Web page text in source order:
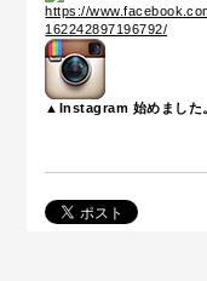
▲Instagram 始めました